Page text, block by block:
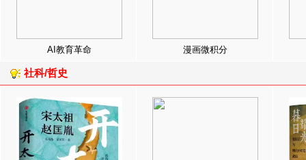
AI教育革命 漫画微积分
社科/哲史